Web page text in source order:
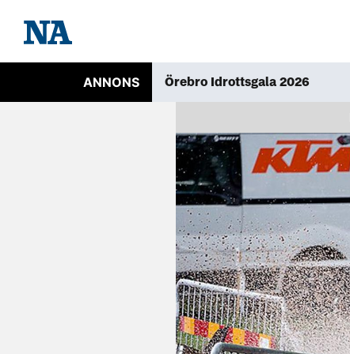
ANNONS Örebro Idrottsgala 2026